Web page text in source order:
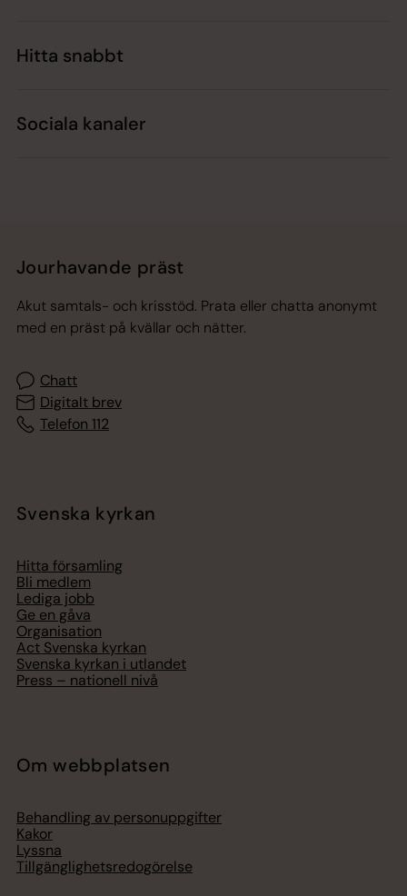
Hitta snabbt
Sociala kanaler
Jourhavande präst
Akut samtals- och krisstöd. Prata eller chatta anonymt
med en präst på kvällar och nätter.
Chatt
Digitalt brev
Telefon 112
Svenska kyrkan
Hitta församling
Bli medlem
Lediga jobb
Ge en gåva
Organisation
Act Svenska kyrkan
Svenska kyrkan i utlandet
Press – nationell nivå
Om webbplatsen
Behandling av personuppgifter
Kakor
Lyssna
Tillgänglighetsredogörelse